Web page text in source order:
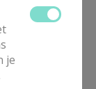
en vormsel
je